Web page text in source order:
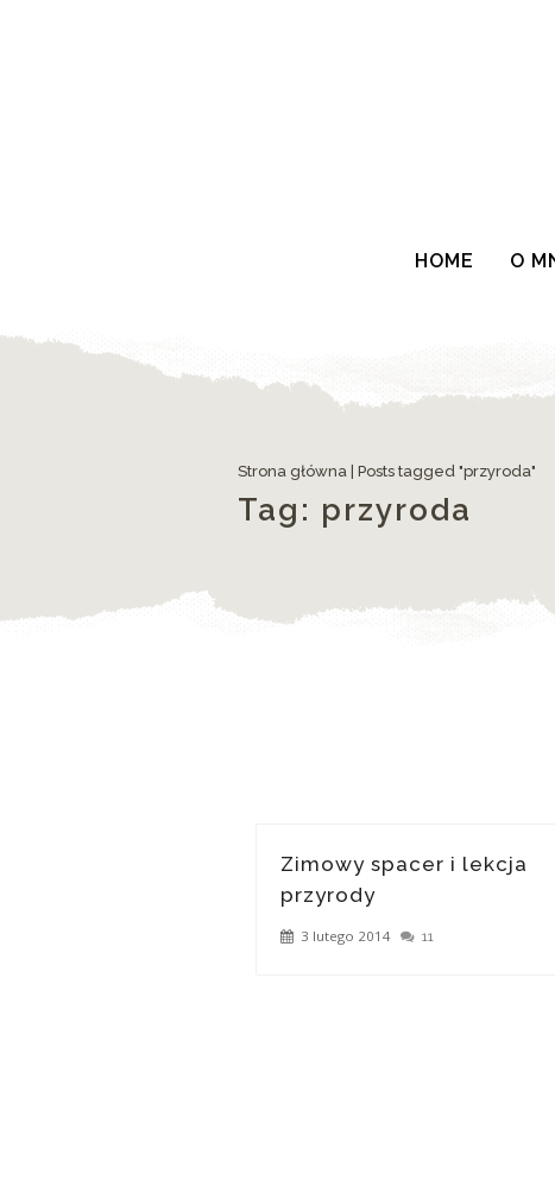
HOME O
Strona główna Posts tagged "przyroda"
Tag: przyroda
Zimowy spacer i lekcja
przyrody
3 lutego 2014 11